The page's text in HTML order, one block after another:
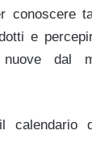
conoscere
e
dal
calendario